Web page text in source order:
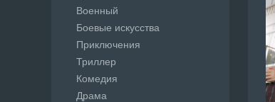
Военный
Боевые искусства
Приключения
Триллер
Комедия
Драма